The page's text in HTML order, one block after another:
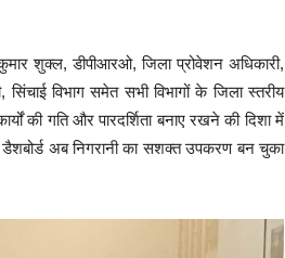
शुक्ल, डीपीआरओ, जिला प्रोवेशन अधिकारी,
विभाग समेत सभी विभागों के जिला स्तरीय
की गति और पारदर्शिता बनाए रखने की दिशा में
डैशबोर्ड अब निगरानी का सशक्त उपकरण बन चुका